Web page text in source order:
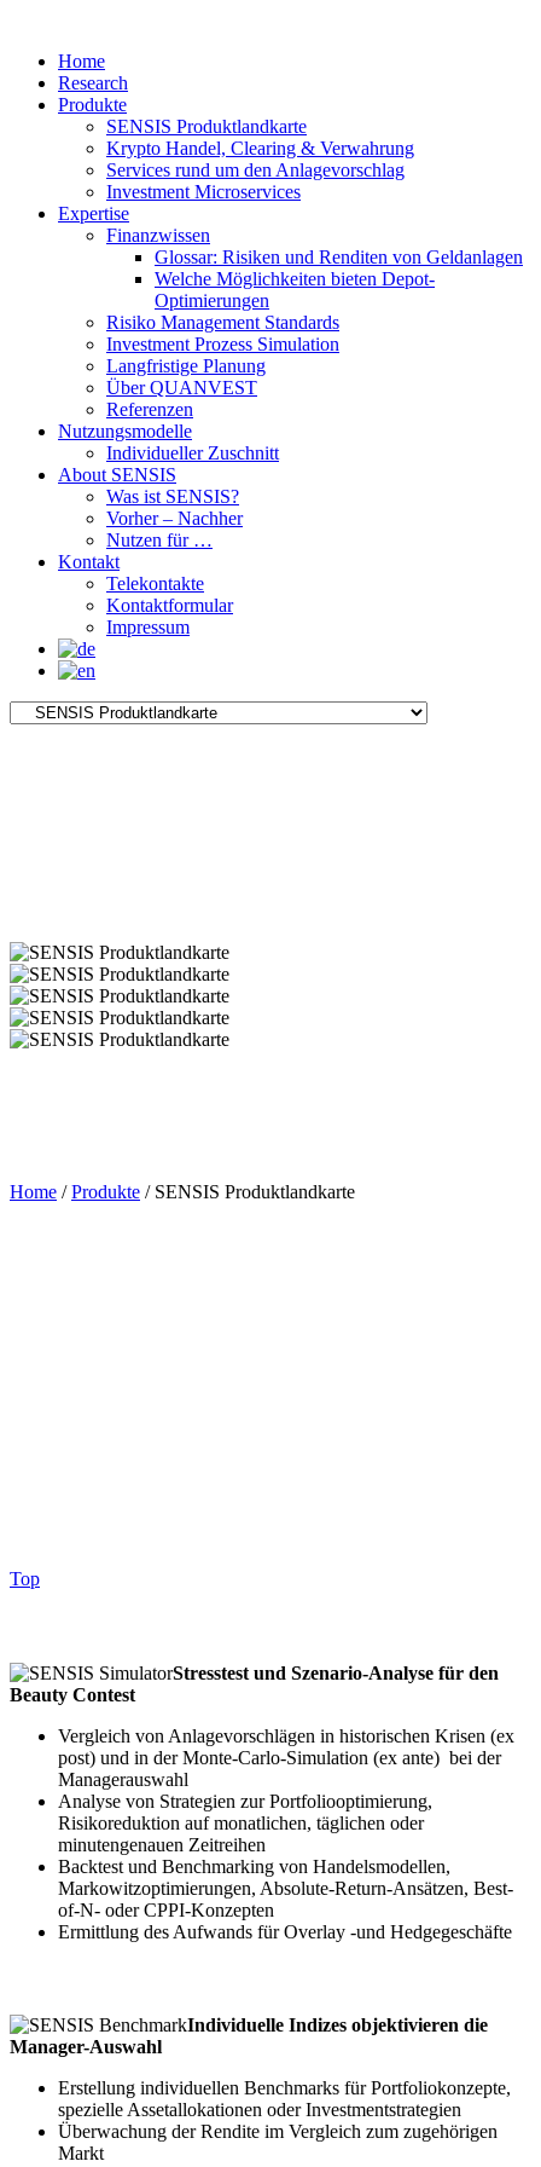
Home
Research
Produkte
SENSIS Produktlandkarte
Krypto Handel, Clearing & Verwahrung
Services rund um den Anlagevorschlag
Investment Microservices
Expertise
Finanzwissen
Glossar: Risiken und Renditen von Geldanlagen
Welche Möglichkeiten bieten Depot-
Optimierungen
Risiko Management Standards
Investment Prozess Simulation
Langfristige Planung
Über QUANVEST
Referenzen
Nutzungsmodelle
Individueller Zuschnitt
About SENSIS
Was ist SENSIS?
Vorher – Nachher
Nutzen für …
Kontakt
Telekontakte
Kontaktformular
Impressum
Home / Produkte / SENSIS Produktlandkarte
Top
Stresstest und Szenario-Analyse für den
Beauty Contest
Vergleich von Anlagevorschlägen in historischen Krisen (ex
post) und in der Monte-Carlo-Simulation (ex ante) bei der
Managerauswahl
Analyse von Strategien zur ­Portfolio­optimierung,
Risikoreduktion auf ­monat­lichen, täglichen oder
minutengenauen Zeitreihen
Backtest und Benchmarking von Handelsmodellen,
Markowitzoptimierungen, Absolute-Return-Ansätzen, Best-
of-N- oder CPPI-Konzepten
Ermittlung des Aufwands für Overlay -und Hedgegeschäfte
Individuelle Indizes objektivieren die
Manager-Auswahl
Erstellung individuellen Benchmarks für Portfoliokonzepte,
spezielle Assetallokationen oder Investmentstrategien
Überwachung der Rendite im Vergleich zum zugehörigen
Markt